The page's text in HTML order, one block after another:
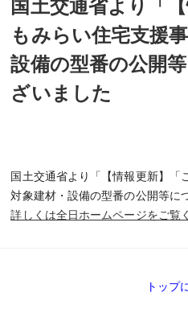
国土交通省より「
もみらい住宅支援
設備の型番の公開
ざいました
国土交通省より「【情報更新】「
対象建材・設備の型番の公開等に
詳しくは全日ホームページをご覧
トップ